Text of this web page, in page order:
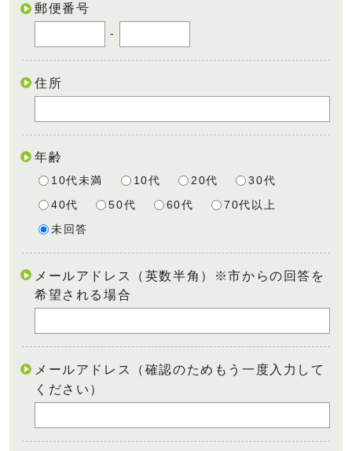
郵便番号
-
住所
年齢
10代未満 10代 20代 30代
40代 50代 60代 70代以上
未回答
メールアドレス（英数半角）※市からの回答を
希望される場合
メールアドレス（確認のためもう一度入力して
ください）